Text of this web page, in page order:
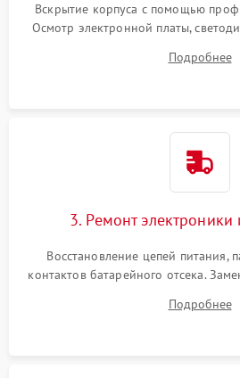
Вскрытие корпуса с помощью
Осмотр электронной платы,
излучателя, а также механизма
уплотнительных прокладок иПодробнее
3. Ремонт электроники
Восстановление цепей питания,
контактов батарейного отсека.
светодиода или микросхемы
платы от коррозии и нанесение
Подробнее